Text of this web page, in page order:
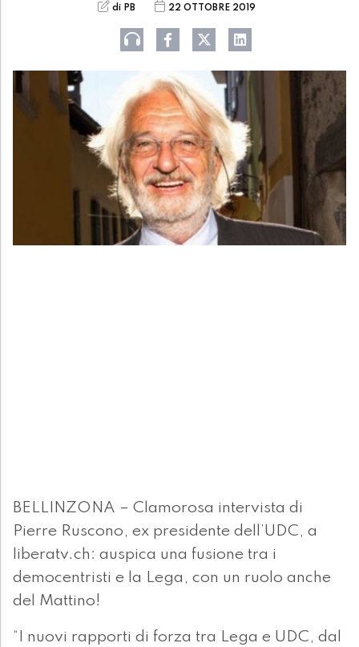
di PB 22 OTTOBRE 2019
BELLINZONA – Clamorosa intervista di
Pierre Ruscono, ex presidente dell’UDC, a
liberatv.ch: auspica una fusione tra i
democentristi e la Lega, con un ruolo anche
del Mattino!
“I nuovi rapporti di forza tra Lega e UDC, dal